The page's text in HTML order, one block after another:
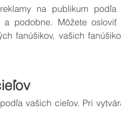
na publikum podľa
podobne. Môžete osloviť
fanúšikov, vašich
vašich cieľov. Pri